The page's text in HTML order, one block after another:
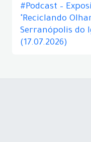
#Podcast –
"Reciclando
Serranópolis do
(17.07.2026)